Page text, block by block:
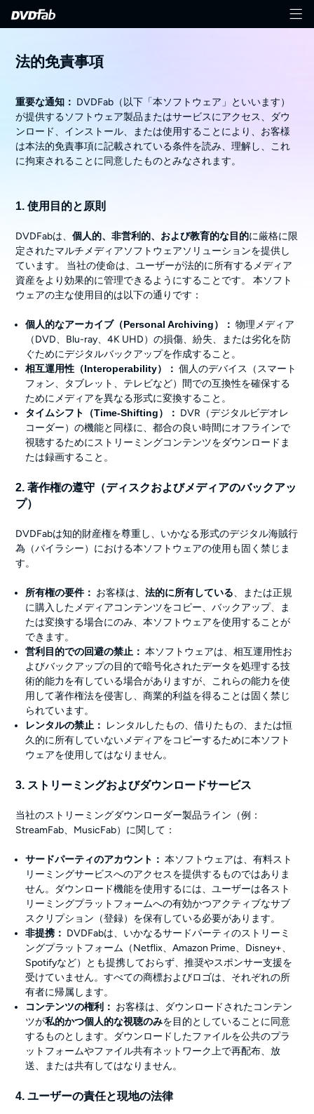
法的免責事項
重要な通知： DVDFab（以下「本ソフトウェア」といいます）
が提供するソフトウェア製品またはサービスにアクセス、ダウ
ンロード、インストール、または使用することにより、お客様
は本法的免責事項に記載されている条件を読み、理解し、これ
に拘束されることに同意したものとみなされます。
1. 使用目的と原則
DVDFabは、個人的、非営利的、および教育的な目的に厳格に限
定されたマルチメディアソフトウェアソリューションを提供し
ています。 当社の使命は、ユーザーが法的に所有するメディア
資産をより効果的に管理できるようにすることです。 本ソフト
ウェアの主な使用目的は以下の通りです：
個人的なアーカイブ（Personal Archiving）： 物理メディア
（DVD、Blu-ray、4K UHD）の損傷、紛失、または劣化を防
ぐためにデジタルバックアップを作成すること。
相互運用性（Interoperability）： 個人のデバイス（スマート
フォン、タブレット、テレビなど）間での互換性を確保する
ためにメディアを異なる形式に変換すること。
タイムシフト（Time-Shifting）： DVR（デジタルビデオレ
コーダー）の機能と同様に、都合の良い時間にオフラインで
視聴するためにストリーミングコンテンツをダウンロードま
たは録画すること。
2. 著作権の遵守（ディスクおよびメディアのバックアッ
プ）
DVDFabは知的財産権を尊重し、いかなる形式のデジタル海賊行
為（パイラシー）における本ソフトウェアの使用も固く禁じま
す。
所有権の要件： お客様は、法的に所有している、または正規
に購入したメディアコンテンツをコピー、バックアップ、ま
たは変換する場合にのみ、本ソフトウェアを使用することが
できます。
営利目的での回避の禁止： 本ソフトウェアは、相互運用性お
よびバックアップの目的で暗号化されたデータを処理する技
術的能力を有している場合がありますが、これらの能力を使
用して著作権法を侵害し、商業的利益を得ることは固く禁じ
られています。
レンタルの禁止：
レンタルしたもの、借りたもの、または恒
久的に所有していないメディアをコピーするために本ソフト
ウェアを使用してはなりません。
3. ストリーミングおよびダウンロードサービス
当社のストリーミングダウンローダー製品ライン（例：
StreamFab、MusicFab）に関して：
サードパーティのアカウント： 本ソフトウェアは、有料スト
リーミングサービスへのアクセスを提供するものではありま
せん。ダウンロード機能を使用するには、ユーザーは各スト
リーミングプラットフォームへの有効かつアクティブなサブ
スクリプション（登録）を保有している必要があります。
非提携： DVDFabは、いかなるサードパーティのストリーミ
ングプラットフォーム（Netflix、Amazon Prime、Disney+、
Spotifyなど）とも提携しておらず、推奨やスポンサー支援を
受けていません。すべての商標およびロゴは、それぞれの所
有者に帰属します。
コンテンツの権利： お客様は、ダウンロードされたコンテン
ツが私的かつ個人的な視聴のみを目的としていることに同意
するものとします。ダウンロードしたファイルを公共のプラ
ットフォームやファイル共有ネットワーク上で再配布、放
送、または共有してはなりません。
4. ユーザーの責任と現地の法律